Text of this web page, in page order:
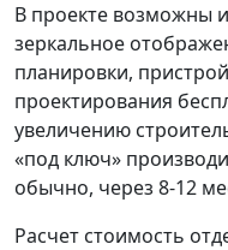
В проекте возможны
зеркальное
планировки,
проектирования
увеличению
«под ключ»
обычно, через 8-12
Расчет стоимость